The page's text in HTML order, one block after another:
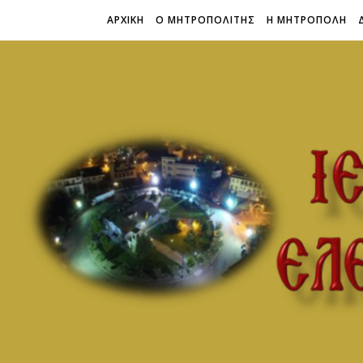
ΑΡΧΙΚΗ Ο ΜΗΤΡΟΠΟΛΙΤΗΣ Η ΜΗΤΡΟΠΟΛΗ